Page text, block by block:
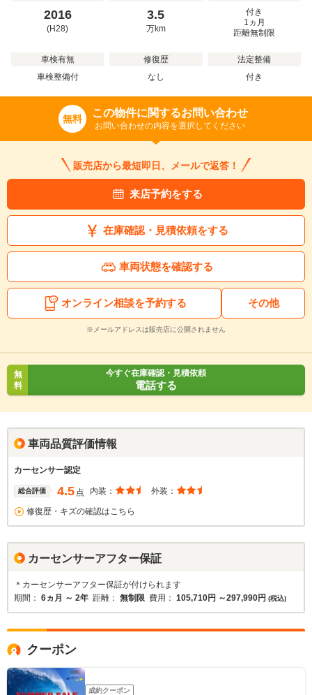
2016
(H28)
3.5
万km
付き
1ヵ月
距離無制限
車検有無
車検整備付
修復歴
なし
法定整備
付き
無料 この物件に関するお問い合わせ
お問い合わせの内容を選択してください
販売店から最短即日、メールで返答！
来店予約をする
在庫確認・見積依頼をする
車両状態を確認する
オンライン相談を予約する その他
※メールアドレスは販売店に公開されません
無
料
今すぐ在庫確認・見積依頼
電話する
車両品質評価情報
カーセンサー認定
総合評価 4.5 点 内装： 外装：
修復歴・キズの確認はこちら
カーセンサーアフター保証
＊カーセンサーアフター保証が付けられます
期間： 6ヵ月 ～ 2年 距離： 無制限 費用： 105,710円 ～297,990円 (税込)
クーポン
成約クーポン